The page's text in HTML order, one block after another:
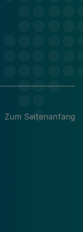
Zum Seitenanfang